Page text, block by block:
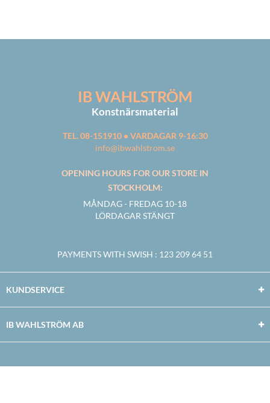
IB WAHLSTRÖM
Konstnärsmaterial
TEL. 08-151910 • VARDAGAR 9-16:30
info@ibwahlstrom.se
OPENING HOURS FOR OUR STORE IN
STOCKHOLM:
MÅNDAG - FREDAG 10-18
LÖRDAGAR STÄNGT
PAYMENTS WITH SWISH : 123 209 64 51
KUNDSERVICE
IB WAHLSTRÖM AB
Facebook
TwitterYoutubeInstagram